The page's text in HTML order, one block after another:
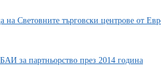
Световните търговски центрове от
за партньорство през 2014 година